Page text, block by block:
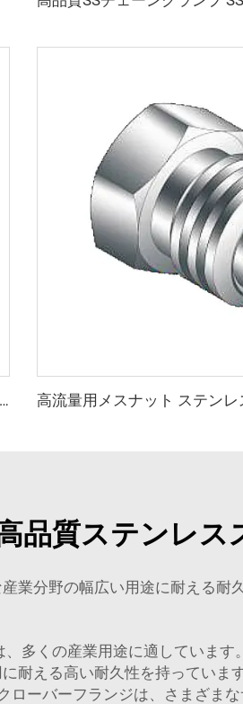
ステンレス鋼高流量メスナットQCR継手SS316L VCR真空高純度継手BA/EPリークテストポート
品質ステンレ
業分野の幅広い用途に耐える耐
多くの産業用途に適していま
耐える高い耐久性を持ってい
ローバーフランジは、さまざま